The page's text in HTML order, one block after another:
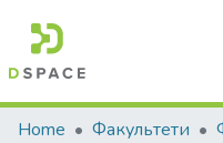
Communities & Collections
Home Факультети